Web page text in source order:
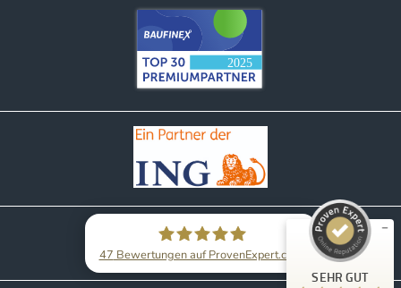
47 Bewertungen auf ProvenExpert.com
SEHR GUT
Kundenbewertungen und Erfahrungen zu
Herz & Grund GmbH
ProvenExpert.com
SEHR GUT
5,00
/
5,00
15
Bewertungen auf
ProvenExpert.com
32
anderen Quelle